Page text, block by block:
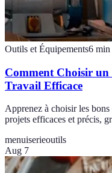
Outils et Équipements6 min
Comment Choisir
Travail Efficace
Apprenez à choisir les
projets efficaces et précis,
menuiserieoutils
Aug 7